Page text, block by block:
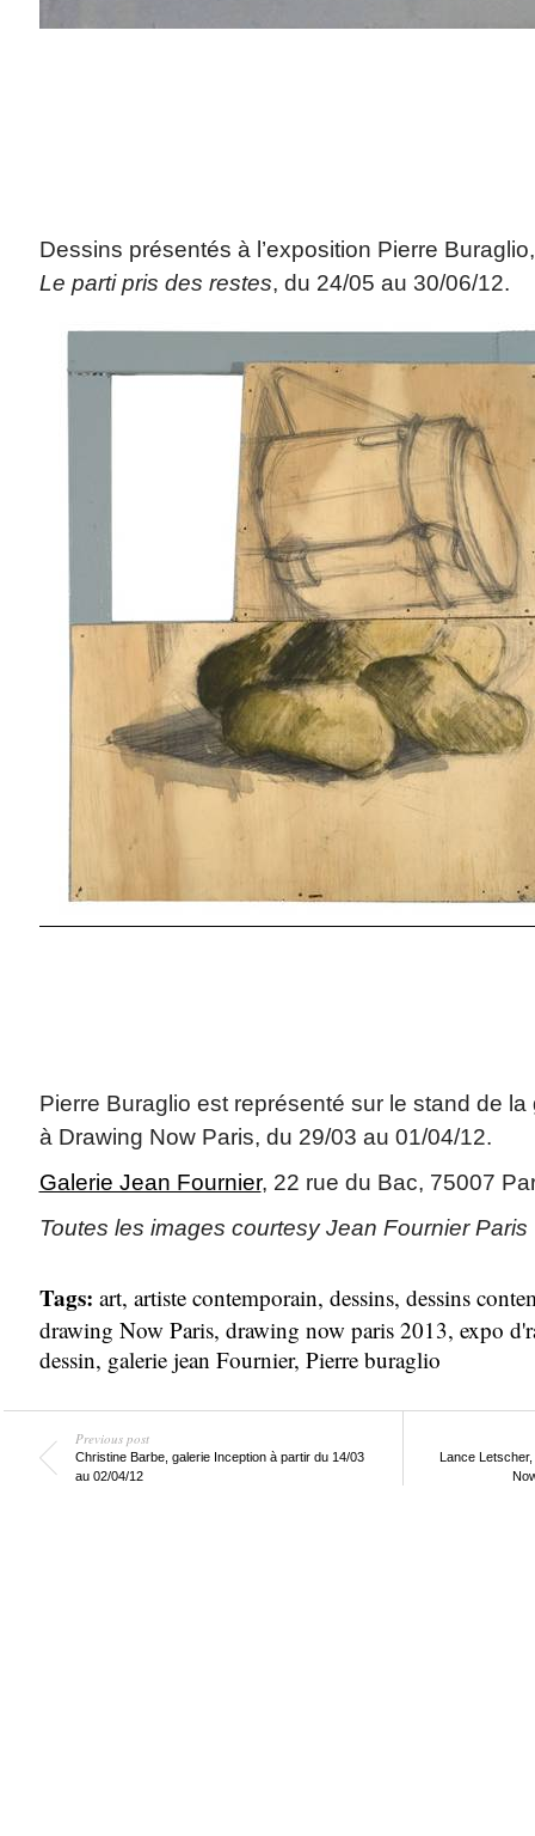
Dessins présentés à l’exposition Pierre
Le parti pris des restes, du 24/05 au 30/06/12.
Pierre Buraglio est représenté sur le stand de
à Drawing Now Paris, du 29/03 au 01/04/12.
Galerie Jean Fournier, 22 rue du Bac, 75007
Toutes les images courtesy Jean Fournier Paris
Tags: art, artiste contemporain, dessins, dessins
drawing Now Paris, drawing now paris 2013, expo
dessin, galerie jean Fournier, Pierre buraglio
Previous post
Christine Barbe, galerie Inception à partir du 14/03
au 02/04/12
Lance Letscher,